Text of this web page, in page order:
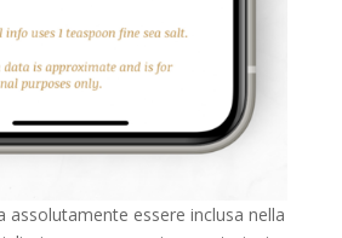
assolutamente essere inclusa nella